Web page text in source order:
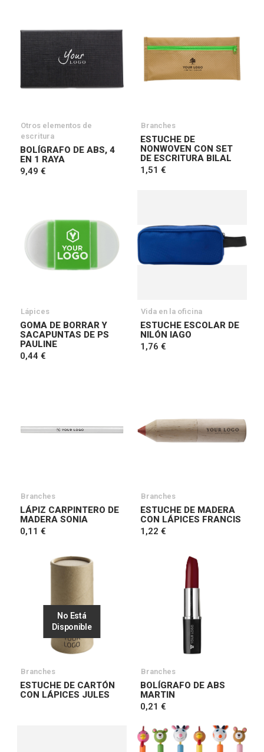
Otros elementos de
escritura
BOLÍGRAFO DE ABS, 4
EN 1 RAYA
9,49 €
Branches
ESTUCHE DE
NONWOVEN CON SET
DE ESCRITURA BILAL
1,51 €
Lápices
GOMA DE BORRAR Y
SACAPUNTAS DE PS
PAULINE
0,44 €
Vida en la oficina
ESTUCHE ESCOLAR DE
NILÓN IAGO
1,76 €
Branches
LÁPIZ CARPINTERO DE
MADERA SONIA
0,11 €
Branches
ESTUCHE DE MADERA
CON LÁPICES FRANCIS
1,22 €
No Está
Disponible
Branches
ESTUCHE DE CARTÓN
CON LÁPICES JULES
Branches
BOLÍGRAFO DE ABS
MARTIN
0,21 €